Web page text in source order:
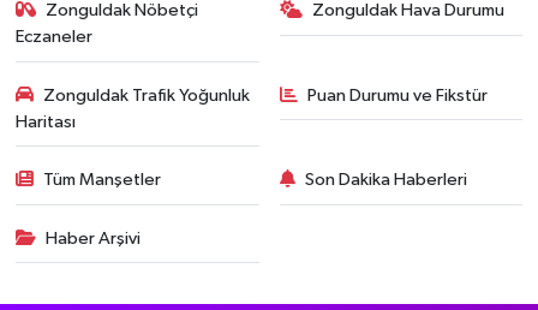
Zonguldak Nöbetçi
Eczaneler
Zonguldak Hava Durumu
Zonguldak Trafik Yoğunluk
Haritası
Puan Durumu ve Fikstür
Tüm Manşetler Son Dakika Haberleri
Haber Arşivi